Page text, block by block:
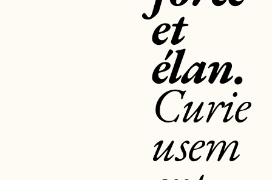
et
élan.
Curie
usem